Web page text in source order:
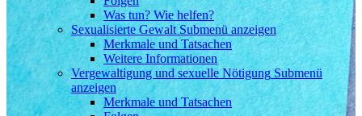
Was tun? Wie helfen?
Sexualisierte Gewalt Submenü anzeigen
Merkmale und Tatsachen
Weitere Informationen
Vergewaltigung und sexuelle Nötigung Submenü
anzeigen
Merkmale und Tatsachen